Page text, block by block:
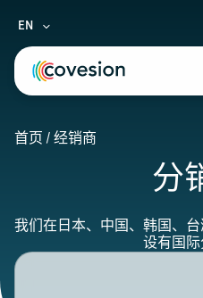
menu
menu
menu
EN
首页 / 经销商
分
我们在日本、中国、韩国、
设有国际